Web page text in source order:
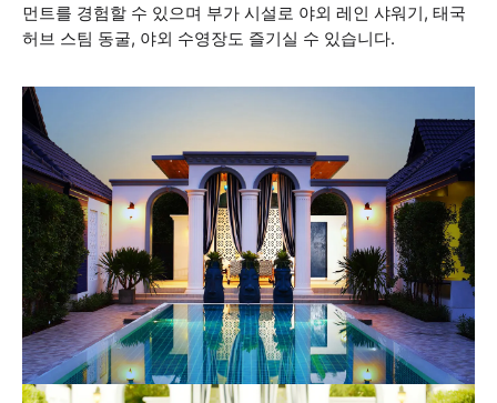
먼트를 경험할 수 있으며 부가 시설로 야외 레인 샤워기, 태국
허브 스팀 동굴, 야외 수영장도 즐기실 수 있습니다.